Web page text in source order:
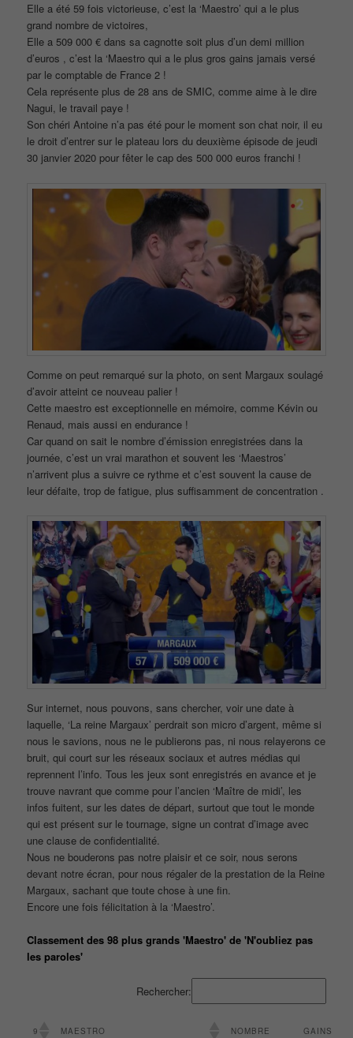
Elle a été 59 fois victorieuse, c’est la ‘Maestro’ qui a le plus
grand nombre de victoires,
Elle a 509 000 € dans sa cagnotte soit plus d’un demi million
d’euros , c’est la ‘Maestro qui a le plus gros gains jamais versé
par le comptable de France 2 !
Cela représente plus de 28 ans de SMIC, comme aime à le dire
Nagui, le travail paye !
Son chéri Antoine n’a pas été pour le moment son chat noir, il eu
le droit d’entrer sur le plateau lors du deuxième épisode de jeudi
30 janvier 2020 pour fêter le cap des 500 000 euros franchi !
Comme on peut remarqué sur la photo, on sent Margaux soulagé
d’avoir atteint ce nouveau palier !
Cette maestro est exceptionnelle en mémoire, comme Kévin ou
Renaud, mais aussi en endurance !
Car quand on sait le nombre d’émission enregistrées dans la
journée, c’est un vrai marathon et souvent les ‘Maestros’
n’arrivent plus a suivre ce rythme et c’est souvent la cause de
leur défaite, trop de fatigue, plus suffisamment de concentration .
Sur internet, nous pouvons, sans chercher, voir une date à
laquelle, ‘La reine Margaux’ perdrait son micro d’argent, même si
nous le savions, nous ne le publierons pas, ni nous relayerons ce
bruit, qui court sur les réseaux sociaux et autres médias qui
reprennent l’info. Tous les jeux sont enregistrés en avance et je
trouve navrant que comme pour l’ancien ‘Maître de midi’, les
infos fuitent, sur les dates de départ, surtout que tout le monde
qui est présent sur le tournage, signe un contrat d’image avec
une clause de confidentialité.
Nous ne bouderons pas notre plaisir et ce soir, nous serons
devant notre écran, pour nous régaler de la prestation de la Reine
Margaux, sachant que toute chose à une fin.
Encore une fois félicitation à la ‘Maestro’.
Classement des 98 plus grands 'Maestro' de 'N'oubliez pas
les paroles'
Rechercher:
9 MAESTRO
NOMBRE
GAINS